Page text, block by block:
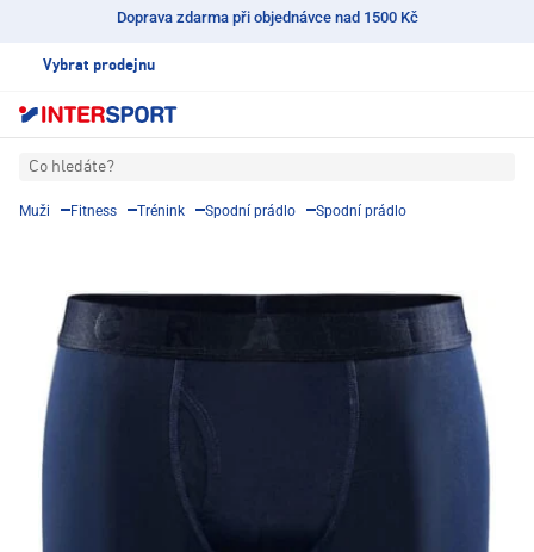
Doprava zdarma při objednávce nad 1500 Kč
Vybrat prodejnu
Co hledáte?
Muži Fitness Trénink Spodní prádlo Spodní prádlo